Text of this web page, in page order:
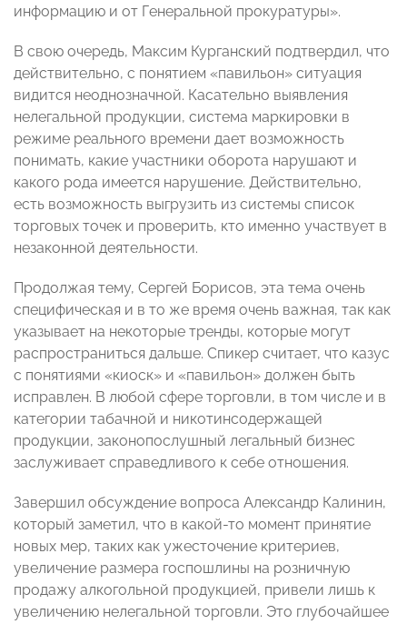
информацию и от Генеральной прокуратуры».
В свою очередь, Максим Курганский подтвердил, что
действительно, с понятием «павильон» ситуация
видится неоднозначной. Касательно выявления
нелегальной продукции, система маркировки в
режиме реального времени дает возможность
понимать, какие участники оборота нарушают и
какого рода имеется нарушение. Действительно,
есть возможность выгрузить из системы список
торговых точек и проверить, кто именно участвует в
незаконной деятельности.
Продолжая тему, Сергей Борисов, эта тема очень
специфическая и в то же время очень важная, так как
указывает на некоторые тренды, которые могут
распространиться дальше. Спикер считает, что казус
с понятиями «киоск» и «павильон» должен быть
исправлен. В любой сфере торговли, в том числе и в
категории табачной и никотинсодержащей
продукции, законопослушный легальный бизнес
заслуживает справедливого к себе отношения.
Завершил обсуждение вопроса Александр Калинин,
который заметил, что в какой-то момент принятие
новых мер, таких как ужесточение критериев,
увеличение размера госпошлины на розничную
продажу алкогольной продукцией, привели лишь к
увеличению нелегальной торговли. Это глубочайшее